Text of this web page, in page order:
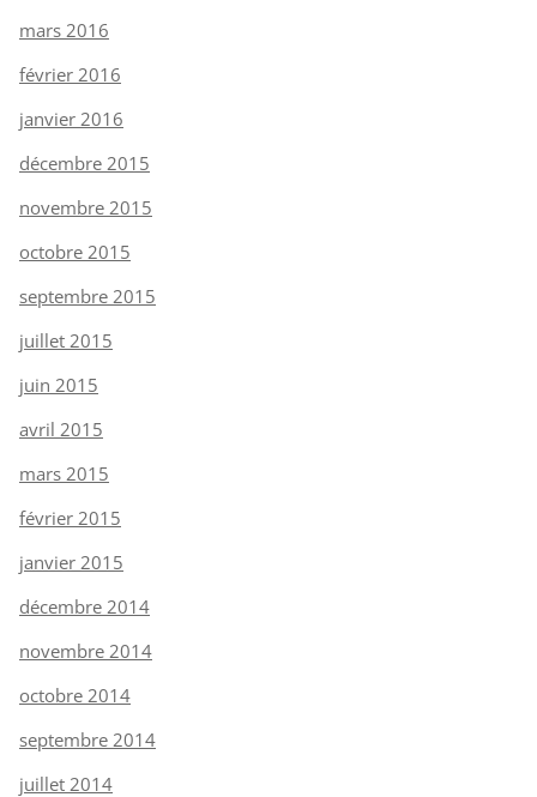
mars 2016
février 2016
janvier 2016
décembre 2015
novembre 2015
octobre 2015
septembre 2015
juillet 2015
juin 2015
avril 2015
mars 2015
février 2015
janvier 2015
décembre 2014
novembre 2014
octobre 2014
septembre 2014
juillet 2014